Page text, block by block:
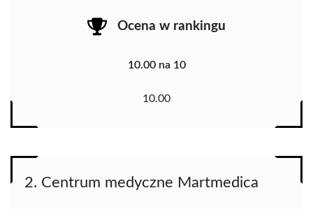
Ocena w rankingu
10.00 na 10
10.00
2. Centrum medyczne Martmedica